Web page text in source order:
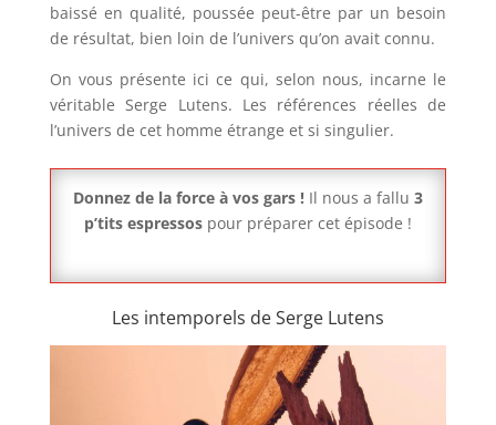
baissé en qualité, poussée peut-être par un besoin
de résultat, bien loin de l’univers qu’on avait connu.
On vous présente ici ce qui, selon nous, incarne le
véritable Serge Lutens. Les références réelles de
l’univers de cet homme étrange et si singulier.
Donnez de la force à vos gars !Il nous a fallu 3
p’tits espressos pour préparer cet épisode !
Les intemporels de Serge Lutens